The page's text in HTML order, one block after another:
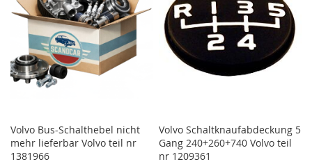
Volvo Bus-Schalthebel nicht
mehr lieferbar Volvo teil nr
1381966
Volvo Schaltknaufabdeckung 5
Gang 240+260+740 Volvo teil
nr 1209361